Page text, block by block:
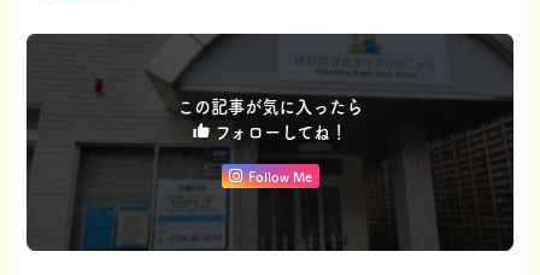
この記事が気に入ったら
フォローしてね！
Follow Me